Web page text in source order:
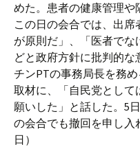
めた。患者の健康管理や
この日の会合では、出
が原則だ」、「医者で
どと政府方針に批判的
チンPTの事務局長を務
取材に、「自民党として
願いした」と話した。5
の会合でも撤回を申し入
日）